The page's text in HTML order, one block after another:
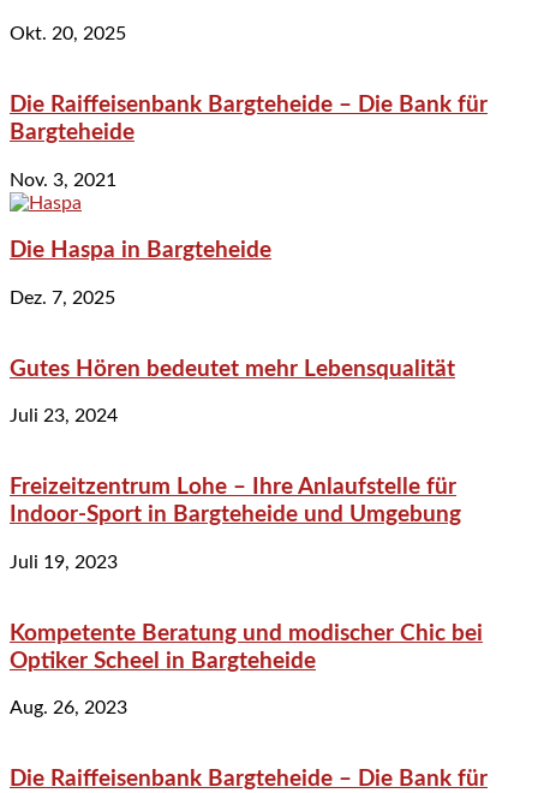
Okt. 20, 2025
Die Raiffeisenbank Bargteheide – Die Bank für
Bargteheide
Nov. 3, 2021
Die Haspa in Bargteheide
Dez. 7, 2025
Gutes Hören bedeutet mehr Lebensqualität
Juli 23, 2024
Freizeitzentrum Lohe – Ihre Anlaufstelle für
Indoor-Sport in Bargteheide und Umgebung
Juli 19, 2023
Kompetente Beratung und modischer Chic bei
Optiker Scheel in Bargteheide
Aug. 26, 2023
Die Raiffeisenbank Bargteheide – Die Bank für